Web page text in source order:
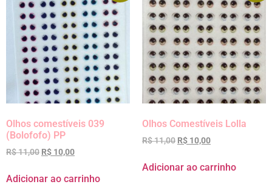
Olhos comestíveis 039
(Bolofofo) PP
R$11,00 R$ 10,00
Adicionar ao carrinho
Olhos Comestíveis Lolla
R$11,00 R$ 10,00
Adicionar ao carrinho